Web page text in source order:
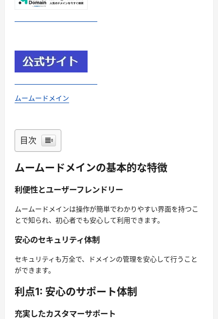
ムームードメイン
目次
ムームードメインの基本的な特徴
利便性とユーザーフレンドリー
ムームードメインは操作が簡単でわかりやすい界面を持つこ
とで知られ、初心者でも安心して利用できます。
安心のセキュリティ体制
セキュリティも万全で、ドメインの管理を安心して行うこと
ができます。
利点1: 安心のサポート体制
充実したカスタマーサポート